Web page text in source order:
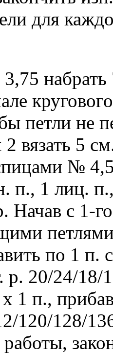
для
набрать
петли не
2 вязать 5
№ 4,5
п., 1 лиц.
Начав с 1-
по 1 п.
р. 20/24/18/
1 п.,
120/128/
работы,